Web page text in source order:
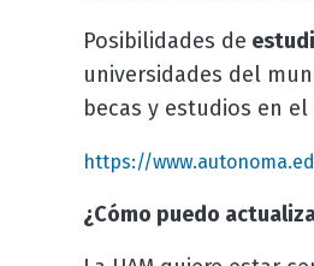
Posibilidades de
universidades del
becas y estudios en
https://
¿Cómo puedo